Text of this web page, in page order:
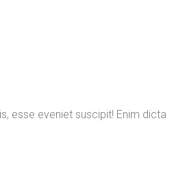
esse eveniet suscipit! Enim dicta